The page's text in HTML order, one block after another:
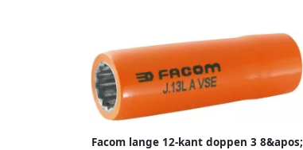
Facom lange 12-kant doppen 3 8&apos;